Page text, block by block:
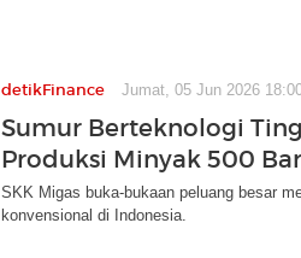
detikFinance Jumat, 05 Jun 2026
Sumur Berteknologi
Produksi Minyak 500
SKK Migas buka-bukaan peluang besar
konvensional di Indonesia.